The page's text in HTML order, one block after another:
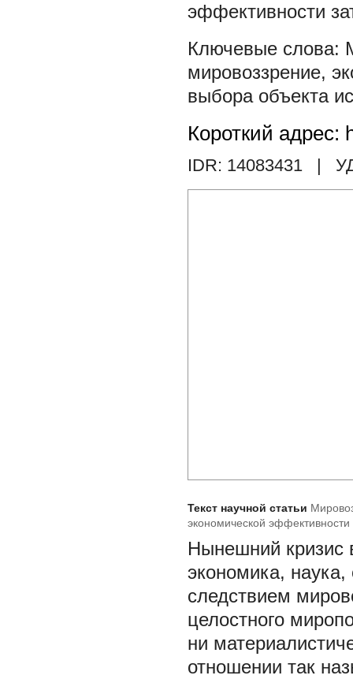
эффективности
мировоззрение,
выбора объекта
Короткий адрес:
IDR: 14083431 |
Текст научной статьи
экономической эффективности
Нынешний кризис
экономика,
следствием
целостного
ни
отношении так